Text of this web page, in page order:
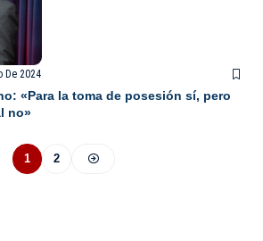
De 2024
«Para la toma de posesión sí, pero
no»
1 2